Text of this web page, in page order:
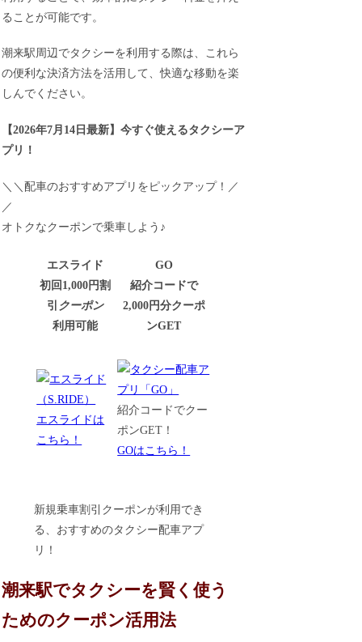
ることが可能です。
潮来駅周辺でタクシーを利用する際は、これら
の便利な決済方法を活用して、快適な移動を楽
しんでください。
【2026年7月14日最新】今すぐ使えるタクシーア
プリ！
＼＼配車のおすすめアプリをピックアップ！／
／
オトクなクーポンで乗車しよう♪
エスライド
初回1,000円割
引 クーポン
利用可能
GO
紹介コードで
2,000円分クーポ
ンGET
エスライドは
こちら！
紹介コードでクー
ポンGET！
GOはこちら！
新規乗車割引クーポンが利用でき
る、おすすめのタクシー配車アプ
リ！
潮来駅でタクシーを賢く使う
ためのクーポン活用法